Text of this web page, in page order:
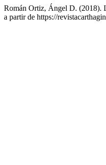
Román Ortiz, Ángel D. (2018).
a partir de https://